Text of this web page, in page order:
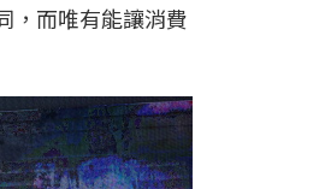
，而唯有能讓消費